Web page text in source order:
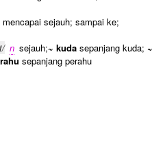
mencapai sejauh; sampai ke;
n sejauh;~ kuda sepanjang kuda;
sepanjang perahu